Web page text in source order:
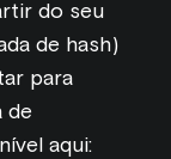
as
do seu
de hash)
para
de
aqui: